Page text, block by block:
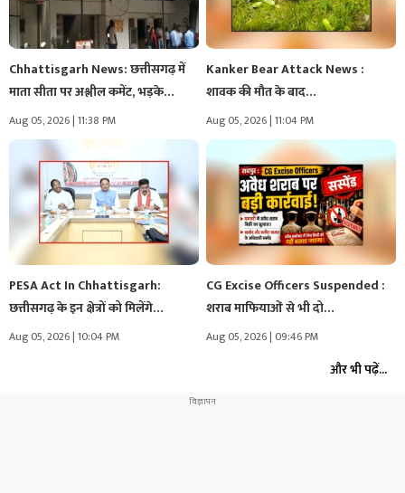
Chhattisgarh News: छत्तीसगढ़ में
माता सीता पर अश्लील कमेंट, भड़के…
Aug 05, 2026 | 11:38 PM
Kanker Bear Attack News :
शावक की मौत के बाद…
Aug 05, 2026 | 11:04 PM
PESA Act In Chhattisgarh:
छत्तीसगढ़ के इन क्षेत्रों को मिलेंगे…
Aug 05, 2026 | 10:04 PM
CG Excise Officers Suspended :
शराब माफियाओं से भी दो…
Aug 05, 2026 | 09:46 PM
और भी पढ़ें...